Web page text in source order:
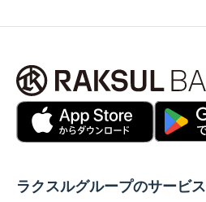
ラクスルグループのサービス